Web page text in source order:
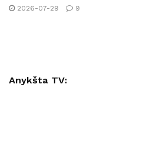
2026-07-29 9
Anykšta TV: